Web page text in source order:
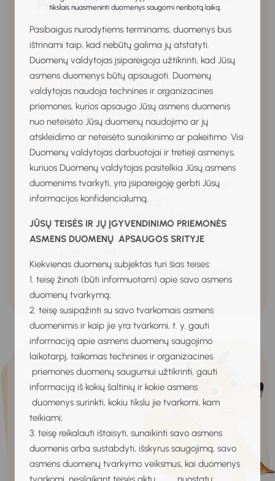
tikslais nuasmeninti duomenys saugomi neribotą laiką.
Pasibaigus nurodytiems terminams, duomenys bus
ištrinami taip, kad nebūtų galima jų atstatyti.
Duomenų valdytojas įsipareigoja užtikrinti, kad Jūsų
asmens duomenys būtų apsaugoti. Duomenų
valdytojas naudoja technines ir organizacines
priemones, kurios apsaugo Jūsų asmens duomenis
nuo neteisėto Jūsų duomenų naudojimo ar jų
atskleidimo ar neteisėto sunaikinimo ar pakeitimo. Visi
Duomenų valdytojas darbuotojai ir tretieji asmenys,
kuriuos Duomenų valdytojas pasitelkia Jūsų asmens
duomenims tvarkyti, yra įsipareigoję gerbti Jūsų
informacijos konfidencialumą.
JŪSŲ TEISĖS IR JŲ ĮGYVENDINIMO PRIEMONĖS
ASMENS DUOMENŲ APSAUGOS SRITYJE
Kiekvienas duomenų subjektas turi šias teises:
1. teisę žinoti (būti informuotam) apie savo asmens
duomenų tvarkymą;
2. teisę susipažinti su savo tvarkomais asmens
duomenimis ir kaip jie yra tvarkomi, t. y. gauti
informaciją apie asmens duomenų saugojimo
laikotarpį, taikomas technines ir organizacines
priemones duomenų saugumui užtikrinti, gauti
informaciją iš kokių šaltinių ir kokie asmens
duomenys surinkti, kokiu tikslu jie tvarkomi, kam
teikiami;
3. teisę reikalauti ištaisyti, sunaikinti savo asmens
duomenis arba sustabdyti, išskyrus saugojimą, savo
asmens duomenų tvarkymo veiksmus, kai duomenys
Pritaikyk!
Papasakok apie vieną savo
išsipildžiusią svajonę. Kaip
jauteisi, kai ji išsipildė?
Papasakok, apie ką svajoji
dabar. Įvardyk su svajone
susijusius tikslus. Kaip sekasi jų
siekti?
Pasikalbėk su suaugusiais
artimaisiais apie jų
svajones. Apie ką jie svajojo, kai
buvo tavo amžiaus?
Ar jų svajonės išsipildė?
Kokie tavo mokymosi tikslai?
Kokių turi su laisvalaikiu susijusių
tikslų?